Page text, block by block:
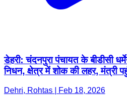
डेहरी: चंदनपुरा पंचायत के बीडीसी
निधन, क्षेत्र में शोक की लहर, मंत्री
Dehri, Rohtas | Feb 18, 2026